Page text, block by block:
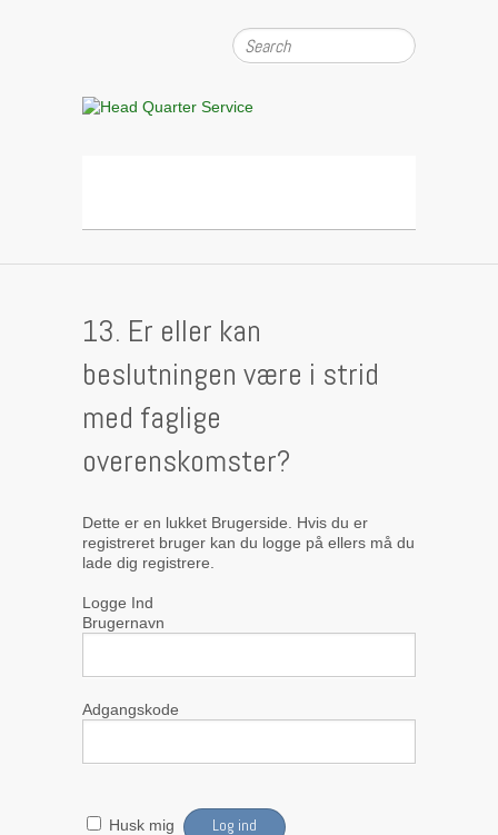
Search
Head Quarter Service
13. Er eller kan
beslutningen være i strid
med faglige
overenskomster?
Dette er en lukket Brugerside. Hvis du er
registreret bruger kan du logge på ellers må du
lade dig registrere.
Logge Ind
Brugernavn
Adgangskode
Husk mig